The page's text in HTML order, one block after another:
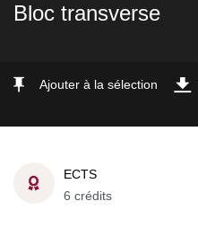
Bloc transverse
Ajouter à la sélection
ECTS
6 crédits